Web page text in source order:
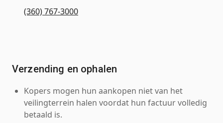
(360) 767-3000
Verzending en ophalen
Kopers mogen hun aankopen niet van het
veilingterrein halen voordat hun factuur volledig
betaald is.